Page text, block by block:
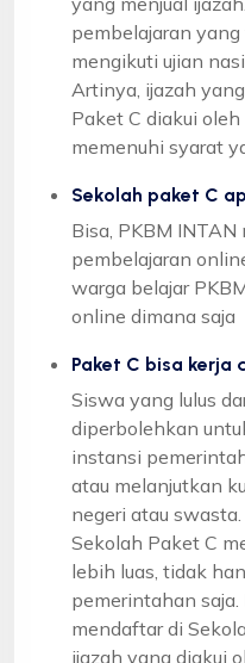
pembelajaran
mengikuti ujian
Artinya, ijazah
Paket C diakui
memenuhi syarat
Sekolah paket C
Bisa, PKBM
pembelajaran
warga belajar
online dimana saja
Paket C bisa kerja
Siswa yang lulus
diperbolehkan
instansi
atau melanjutkan
negeri atau
Sekolah Paket C
lebih luas, tidak
pemerintahan
mendaftar di
ijazah yang diakui